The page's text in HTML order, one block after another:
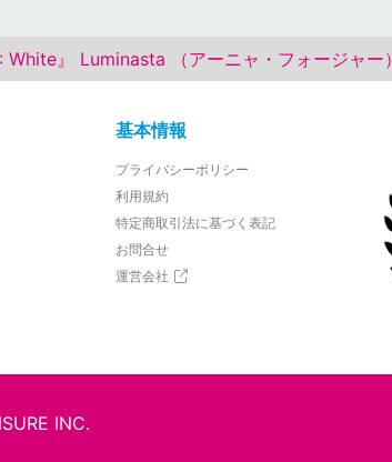
White』 Luminasta （アーニャ・フォージャー）
基本情報
プライバシーポリシー
利用規約
特定商取引法に基づく表記
お問合せ
運営会社
INC.